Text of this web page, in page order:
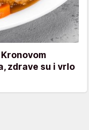
zdrave su i vrlo